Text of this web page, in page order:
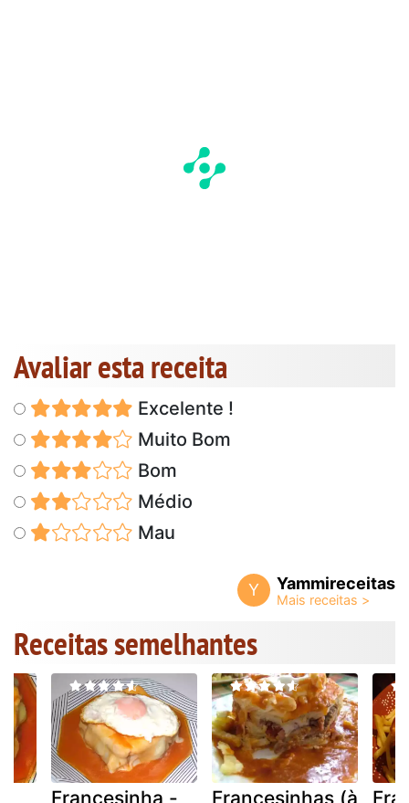
Avaliar esta receita
Excelente !
Muito Bom
Bom
Médio
Mau
Y Yammireceitas
Receitas semelhantes
Francesinha - Francesinhas (à